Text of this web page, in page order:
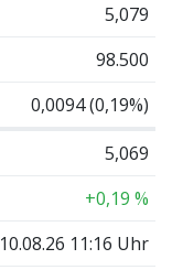
5,079
98.500
0,0094 (0,19%)
5,069
+0,19 %
10.08.26 11:16 Uhr